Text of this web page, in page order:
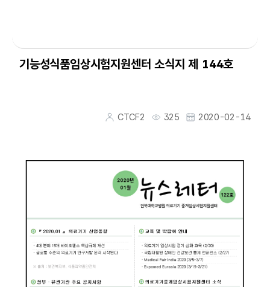
기능성식품임상시험지원센터 소식지 제 144호
CTCF2 325 2020-02-14